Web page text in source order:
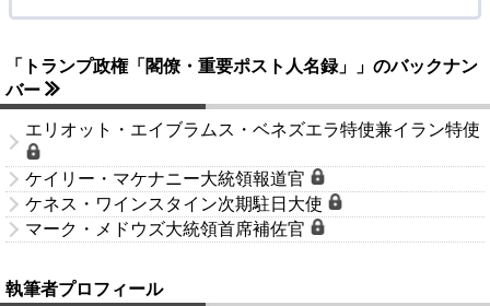
「トランプ政権「閣僚・重要ポスト人名録」」のバックナン
バー
エリオット・エイブラムス・ベネズエラ特使兼イラン特使
ケイリー・マケナニー大統領報道官
ケネス・ワインスタイン次期駐日大使
マーク・メドウズ大統領首席補佐官
執筆者プロフィール